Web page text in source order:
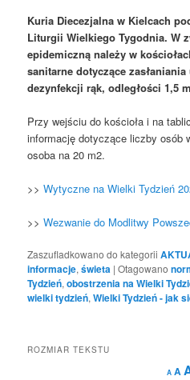
Kuria Diecezjalna w Kielcach
Liturgii Wielkiego Tygodnia. W
epidemiczną należy w
sanitarne dotyczące
dezynfekcji rąk, odległości 1,5
Przy wejściu do kościoła i na
informację dotyczące liczby osób
osoba na 20 m2.
>>Wytyczne na Wielki Tydzień
>>Wezwanie do Modlitwy
Zaszufladkowano do kategorii
informacje,świeta |Otagowano
Tydzień,obostrzenia na Wielki
wielki tydzień,Wielki Tydzień - jak
ROZMIAR TEKSTU
Afont
A